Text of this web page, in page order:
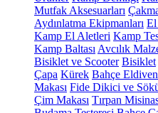
Mutfak Aksesuarları
Aydınlatma Ekipmanları El
Kamp El Aletleri Kamp
Kamp Baltası Avcılık
Bisiklet ve Scooter Bisiklet
Çapa Kürek Bahçe
Makası Fide Dikici ve
Çim Makası Tırpan